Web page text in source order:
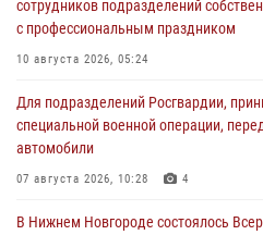
сотрудников подразделений
с профессиональным праздником
10 августа 2026, 05:24
Для подразделений Росгвардии,
специальной военной операции,
автомобили
07 августа 2026, 10:28 4
В Нижнем Новгороде состоялось